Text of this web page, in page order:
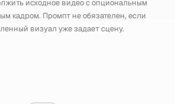
исходное видео с опциональным
кадром. Промпт не обязателен, если
визуал уже задает сцену.